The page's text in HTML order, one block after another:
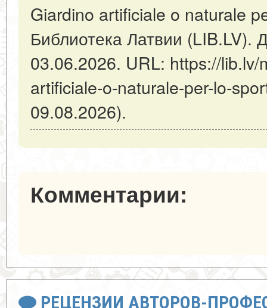
Giardino artificiale o naturale
Библиотека Латвии (LIB.LV).
03.06.2026. URL: https://
artificiale-o-naturale-per-lo-
09.08.2026).
Комментарии:
РЕЦЕНЗИИ АВТОРОВ-